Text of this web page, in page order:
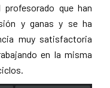
que han
y ganas y se ha
muy satisfactoria
en la misma